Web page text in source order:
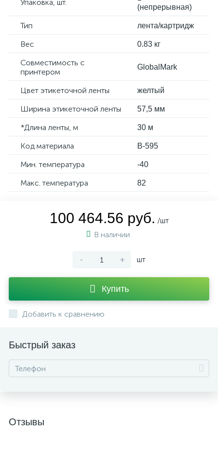
Упаковка, шт.
(непрерывная)
Тип лента/картридж
Вес 0.83 кг
Совместимость с
принтером
GlobalMark
Цвет этикеточной ленты желтый
Ширина этикеточной ленты 57,5 мм
*Длина ленты, м 30 м
Код материала B-595
Мин. температура -40
Макс. температура 82
100 464.56 руб. /шт
В наличии
- + шт
Купить
Добавить к сравнению
Быстрый заказ
Отзывы